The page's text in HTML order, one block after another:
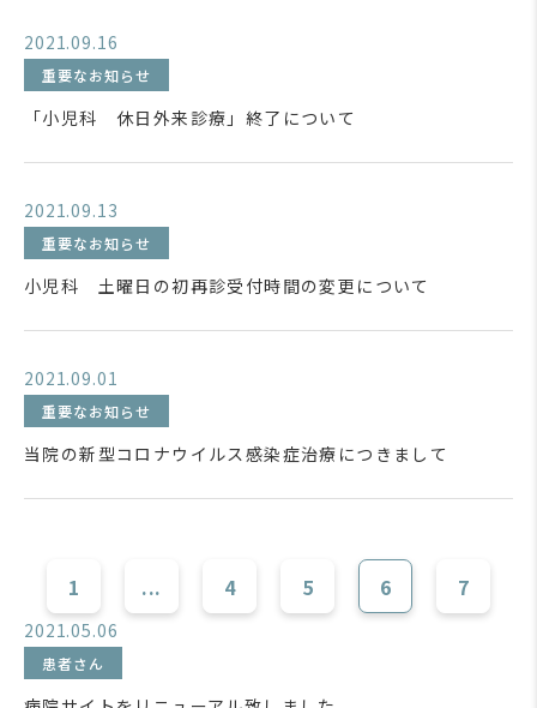
2021.09.16
重要なお知らせ
「小児科 休日外来診療」終了について
2021.09.13
重要なお知らせ
小児科 土曜日の初再診受付時間の変更について
2021.09.01
重要なお知らせ
当院の新型コロナウイルス感染症治療につきまして
1 ... 4 5 6 7
2021.05.06
患者さん